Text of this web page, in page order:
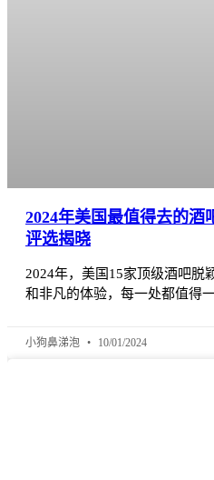
2024年美国最值得去的酒
评选揭晓
2024年，美国15家顶级酒吧脱
和非凡的体验，每一处都值得一
小狗鼻涕泡 10/01/2024